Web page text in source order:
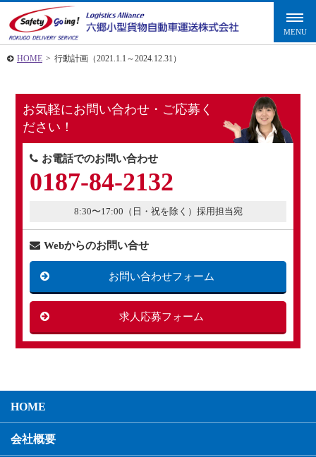
HOME > 行動計画（2021.1.1～2024.12.31）
お気軽にお問い合わせ・ご応募く
ださい！
お電話でのお問い合わせ
0187-84-2132
8:30〜17:00（日・祝を除く）採用担当宛
Webからのお問い合せ
お問い合わせフォーム
求人応募フォーム
HOME
会社概要